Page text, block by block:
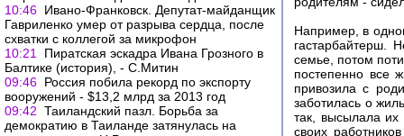
10:46 Ивано-Франковск. Депутат-майданщик
Гавриленко умер от разрыва сердца, после
схватки с коллегой за микрофон
10:21
Пиратская эскадра Ивана Грозного в
Балтике (история), - С.Митин
09:46 Россия побила рекорд по экспорту
вооружений - $13,2 млрд за 2013 год
09:42 Таиландский пазл. Борьба за
демократию в Таиланде затянулась на
Например, в
гастарбайтерш.
семье, потом
постепенно все
привозила с
заботилась о
так, высылала
своих